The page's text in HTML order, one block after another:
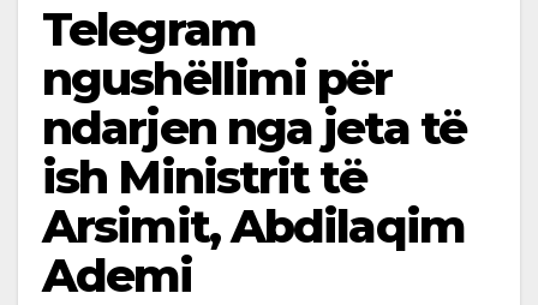
Telegram
ngushëllimi për
ndarjen nga jeta të
ish Ministrit të
Arsimit, Abdilaqim
Ademi